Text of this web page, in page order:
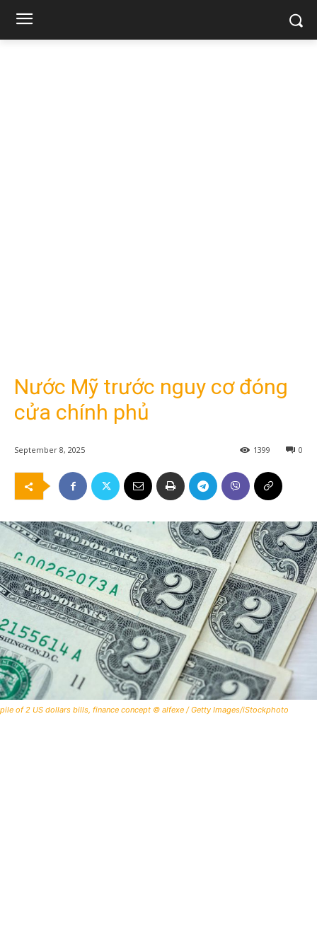
Nước Mỹ trước nguy cơ đóng
cửa chính phủ
September 8, 2025 0
1399
pile of 2 US dollars bills, finance concept © alfexe / Getty Images/iStockphoto